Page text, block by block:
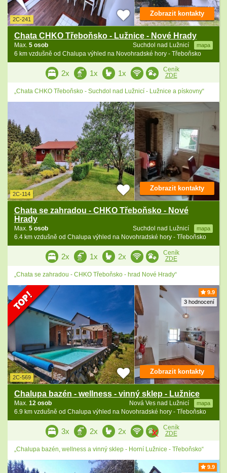
2C-241
Chata CHKO Třeboňsko - Lužnice - Nové Hrady
Suchdol nad Lužnicí mapa
Max. 5 osob
6 km vzdušně od Chalupa výhled na Novohradské hory - Třeboňsko
Zobrazit kontakty
2x 1x 1x
Ceník
ZDE
„Chata CHKO Třeboňsko - Suchdol nad Lužnicí - Lužnice a pískovny“
2C-114
Chata se zahradou - CHKO Třeboňsko - Nové
Hrady
Suchdol nad Lužnicí mapa
Max. 5 osob
6.4 km vzdušně od Chalupa výhled na Novohradské hory - Třeboňsko
Zobrazit kontakty
2x 1x 2x
Ceník
ZDE
„Chata se zahradou - CHKO Třeboňsko - hrad Nové Hrady“
9.9
3 hodnocení
2C-569
Chalupa bazén - wellness - vinný sklep - Lužnice
Nová Ves nad Lužnicí mapa
Max. 12 osob
6.9 km vzdušně od Chalupa výhled na Novohradské hory - Třeboňsko
Zobrazit kontakty
3x 2x 2x
Ceník
ZDE
„Chalupa bazén, wellness a vinný sklep - Horní Lužnice - Třeboňsko“
9.9